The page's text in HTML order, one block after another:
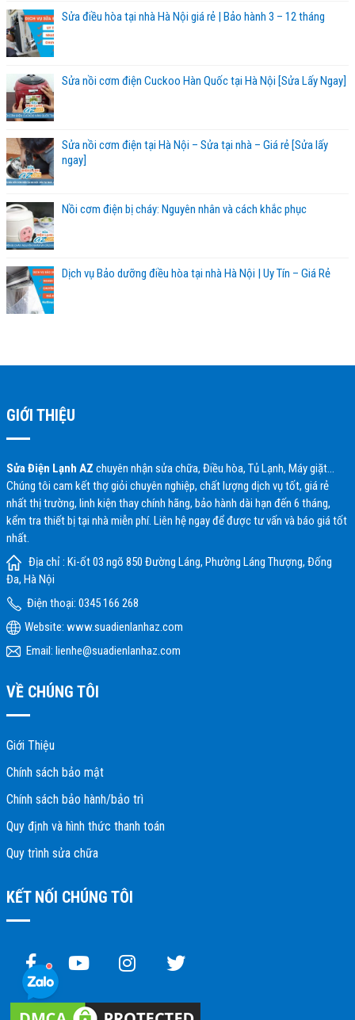
Sửa điều hòa tại nhà Hà Nội giá rẻ | Bảo hành 3 – 12 tháng
Sửa nồi cơm điện Cuckoo Hàn Quốc tại Hà Nội [Sửa Lấy Ngay]
Sửa nồi cơm điện tại Hà Nội – Sửa tại nhà – Giá rẻ [Sửa lấy
ngay]
Nồi cơm điện bị cháy: Nguyên nhân và cách khắc phục
Dịch vụ Bảo dưỡng điều hòa tại nhà Hà Nội | Uy Tín – Giá Rẻ
GIỚI THIỆU
Sửa Điện Lạnh AZ chuyên nhận sửa chữa, Điều hòa, Tủ Lạnh, Máy giặt…
Chúng tôi cam kết thợ giỏi chuyên nghiệp, chất lượng dịch vụ tốt, giá rẻ
nhất thị trường, linh kiện thay chính hãng, bảo hành dài hạn đến 6 tháng,
kểm tra thiết bị tại nhà miễn phí. Liên hệ ngay để được tư vấn và báo giá tốt
nhất.
Địa chỉ : Ki-ốt 03 ngõ 850 Đường Láng, Phường Láng Thượng, Đống
Đa, Hà Nội
Điện thoại: 0345 166 268
Website: www.suadienlanhaz.com
Email: lienhe@suadienlanhaz.com
VỀ CHÚNG TÔI
Giới Thiệu
Chính sách bảo mật
Chính sách bảo hành/bảo trì
Quy định và hình thức thanh toán
Quy trình sửa chữa
KẾT NỐI CHÚNG TÔI